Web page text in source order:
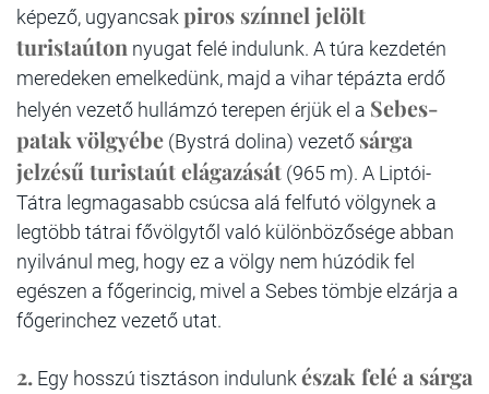
képező, ugyancsak piros színnel jelölt
turistaúton nyugat felé indulunk. A túra kezdetén
meredeken emelkedünk, majd a vihar tépázta erdő
helyén vezető hullámzó terepen érjük el a Sebes-
patak völgyébe (Bystrá dolina) vezető sárga
jelzésű turistaút elágazását (965 m). A Liptói-
Tátra legmagasabb csúcsa alá felfutó völgynek a
legtöbb tátrai fővölgytől való különbözősége abban
nyilvánul meg, hogy ez a völgy nem húzódik fel
egészen a főgerincig, mivel a Sebes tömbje elzárja a
főgerinchez vezető utat.
2. Egy hosszú tisztáson indulunkészak felé a sárga